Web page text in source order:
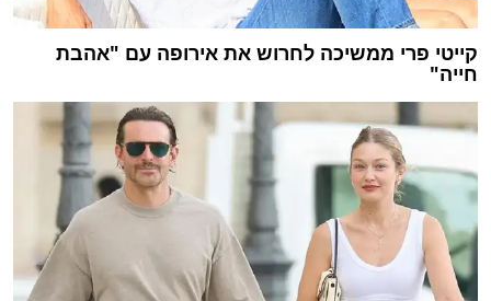
קייטי פרי ממשיכה לחרוש את אירופה עם "אהבת
חייה"